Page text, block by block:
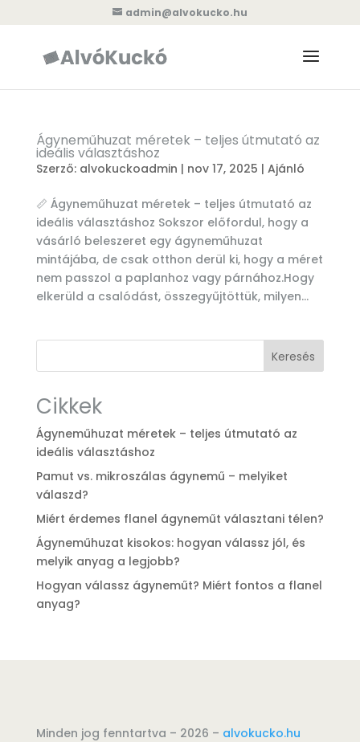
admin@alvokucko.hu
Ágyneműhuzat méretek – teljes útmutató az
ideális választáshoz
Szerző: alvokuckoadmin | nov 17, 2025 | Ajánló
📏 Ágyneműhuzat méretek – teljes útmutató az
ideális választáshoz Sokszor előfordul, hogy a
vásárló beleszeret egy ágyneműhuzat
mintájába, de csak otthon derül ki, hogy a méret
nem passzol a paplanhoz vagy párnához.Hogy
elkerüld a csalódást, összegyűjtöttük, milyen...
Keresés
Cikkek
Ágyneműhuzat méretek – teljes útmutató az
ideális választáshoz
Pamut vs. mikroszálas ágynemű – melyiket
válaszd?
Miért érdemes flanel ágyneműt választani télen?
Ágyneműhuzat kisokos: hogyan válassz jól, és
melyik anyag a legjobb?
Hogyan válassz ágyneműt? Miért fontos a flanel
anyag?
Minden jog fenntartva – 2026 – alvokucko.hu